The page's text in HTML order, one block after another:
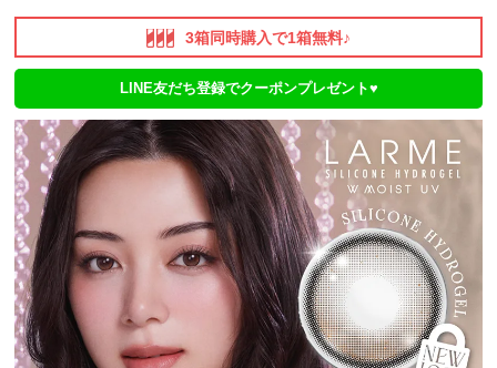
3箱同時購入で1箱無料♪
LINE友だち登録でクーポンプレゼント♥